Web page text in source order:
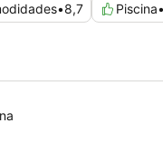
•8,7 Piscina•